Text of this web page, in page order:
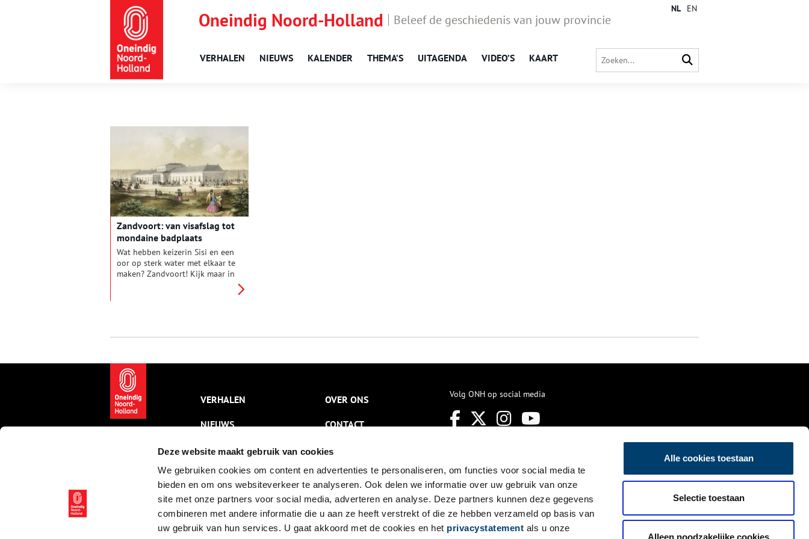
Deze website maakt gebruik van cookies
We gebruiken cookies om content en advertenties te personaliseren, om functies voor social media te
bieden en om ons websiteverkeer te analyseren. Ook delen we informatie over uw gebruik van onze
site met onze partners voor social media, adverteren en analyse. Deze partners kunnen deze gegevens
combineren met andere informatie die u aan ze heeft verstrekt of die ze hebben verzameld op basis van
uw gebruik van hun services. U gaat akkoord met de cookies en het privacystatement als u onze
Alle cookies toestaan
Selectie toestaan
Alleen noodzakelijke cookies
Oneindig Noord-Holland Beleef de geschiedenis van jouw provincie
VERHALEN NIEUWS KALENDER THEMA’S UITAGENDA VIDEO’S KAART
NL EN
Zandvoort: van visafslag tot
mondaine badplaats
Wat hebben keizerin Sisi en een
oor op sterk water met elkaar te
maken? Zandvoort! Kijk maar in
VERHALEN
NIEUWS
KALENDER
THEMA’S
ACTIVITEITEN
VIDEO’S
OVER ONS
CONTACT
NIEUWSBRIEF
DISCLAIMER
PRIVACY
TOEGANKELIJKHEID
Volg ONH op social media